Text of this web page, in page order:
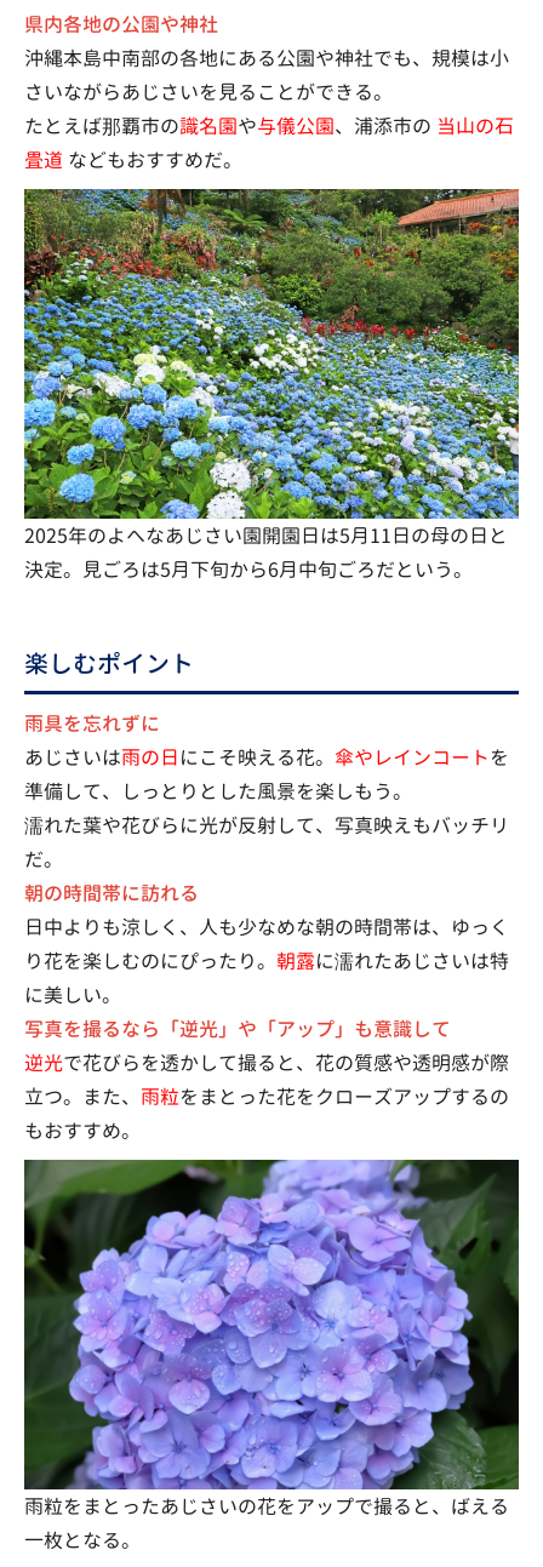
県内各地の公園や神社
沖縄本島中南部の各地にある公園や神社でも、規模は小
さいながらあじさいを見ることができる。
たとえば那覇市の識名園や与儀公園、浦添市の 当山の石
畳道 などもおすすめだ。
2025年のよへなあじさい園開園日は5月11日の母の日と
決定。見ごろは5月下旬から6月中旬ごろだという。
楽しむポイント
雨具を忘れずに
あじさいは雨の日にこそ映える花。 傘やレインコートを
準備して、しっとりとした風景を楽しもう。
濡れた葉や花びらに光が反射して、写真映えもバッチリ
だ。
朝の時間帯に訪れる
日中よりも涼しく、人も少なめな朝の時間帯は、ゆっく
り花を楽しむのにぴったり。 朝露に濡れたあじさいは特
に美しい。
写真を撮るなら「逆光」や「アップ」も意識して
逆光で花びらを透かして撮ると、花の質感や透明感が際
立つ。また、 雨粒をまとった花をクローズアップするの
もおすすめ。
雨粒をまとったあじさいの花をアップで撮ると、ばえる
一枚となる。